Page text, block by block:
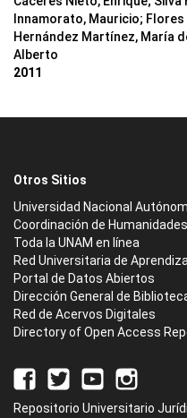
Innamorato, Mauricio; Flores
Hernández Martínez, María
Alberto
2011
Otros Sitios
Universidad Nacional
Coordinación de Humanidades
Toda la UNAM en línea
Red Universitaria de
Portal de Datos Abiertos
Dirección General de
Red de Acervos Digitales
Directory of Open Access
Repositorio Universitario